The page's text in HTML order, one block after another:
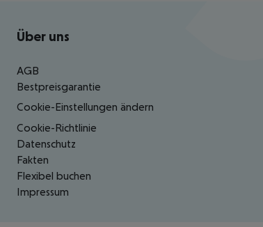
Footer navigation
Über uns
AGB
Bestpreisgarantie
Cookie-Einstellungen ändern
Cookie-Richtlinie
Datenschutz
Fakten
Flexibel buchen
Impressum